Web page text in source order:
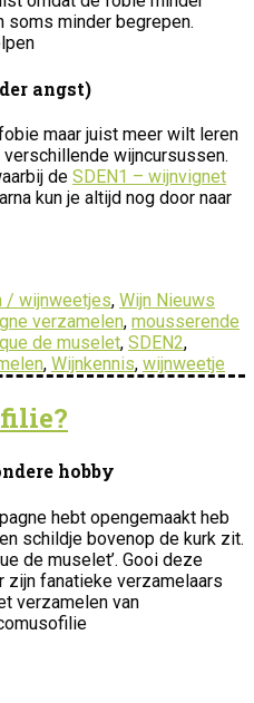
soms minder begrepen.
angst)
maar juist meer wilt leren
wijncursussen.
de SDEN1 – wijnvignet
kun je altijd nog door naar
/ wijnweetjes, Wijn Nieuws
verzamelen, mousserende
de muselet, SDEN2,
, Wijnkennis, wijnweetje
hobby
hebt opengemaakt heb
schildje bovenop de kurk zit.
de muselet’. Gooi deze
zijn fanatieke verzamelaars
verzamelen van